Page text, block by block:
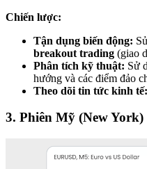
Chiến lược:
Tận dụng biến động:
breakout trading (giao
Phân tích kỹ thuật: Sử
hướng và các điểm đảo
Theo dõi tin tức kinh tế:
3. Phiên Mỹ (New York)